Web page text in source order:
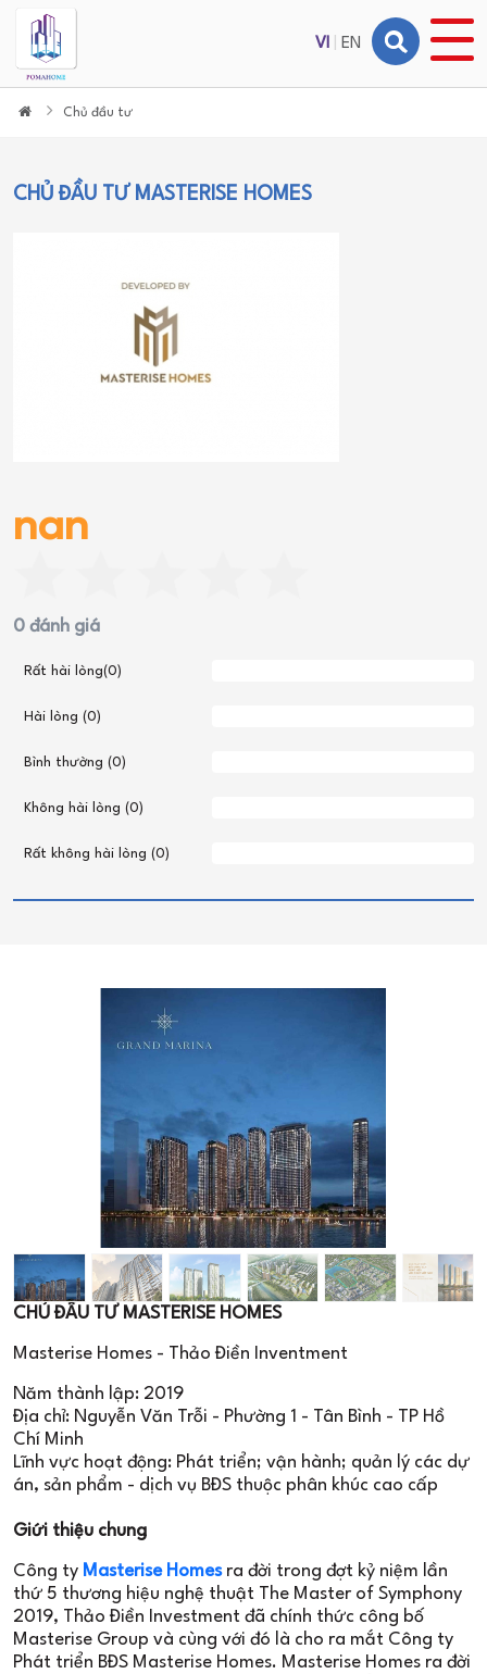
VI| EN
Chủ đầu tư
CHỦ ĐẦU TƯ MASTERISE HOMES
nan
0 đánh giá
Rất hài lòng(0)
Hài lòng (0)
Bình thường (0)
Không hài lòng (0)
Rất không hài lòng (0)
CHỦ ĐẦU TƯ MASTERISE HOMES
Masterise Homes - Thảo Điền Inventment
Năm thành lập: 2019
Địa chỉ: Nguyễn Văn Trỗi - Phường 1 - Tân Bình - TP Hồ
Chí Minh
Lĩnh vực hoạt động: Phát triển; vận hành; quản lý các dự
án, sản phẩm - dịch vụ BĐS thuộc phân khúc cao cấp
Giứi thiệu chung
Công ty Masterise Homesra đời trong đợt kỷ niệm lần
thứ 5 thương hiệu nghệ thuật The Master of Symphony
2019, Thảo Điền Investment đã chính thức công bố
Masterise Group và cùng với đó là cho ra mắt Công ty
Phát triển BĐS Masterise Homes. Masterise Homes ra đời